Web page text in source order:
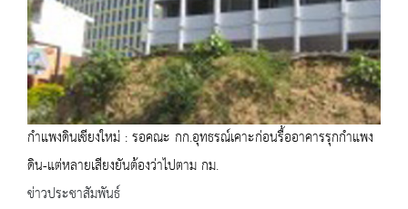
กำแพงดินเชียงใหม่ : รอคณะ กก.อุทธรณ์เคาะก่อนรื้ออาคารรุกกำแพง
ดิน-แต่หลายเสียงยันต้องว่าไปตาม กม.
ข่าวประชาสัมพันธ์